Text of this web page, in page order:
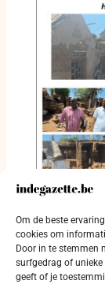
Om de beste
cookies om
Door in te stemmen
surfgedrag of unieke
geeft of je
Zuid-Kivu
16 januari 2026